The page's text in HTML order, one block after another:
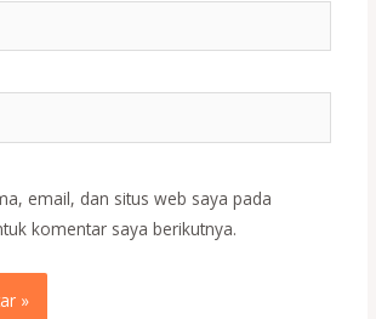
email, dan situs web saya pada
komentar saya berikutnya.